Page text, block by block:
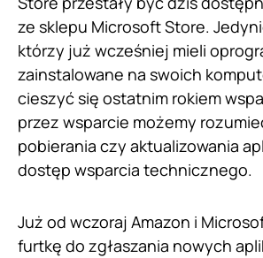
ze sklepu Microsoft Store.
którzy już wcześniej mieli
zainstalowane na swoich
cieszyć się ostatnim rokiem
przez wsparcie możemy
pobierania czy aktualizowania
dostęp wsparcia technicznego.
Już od wczoraj Amazon i
furtkę do zgłaszania nowych